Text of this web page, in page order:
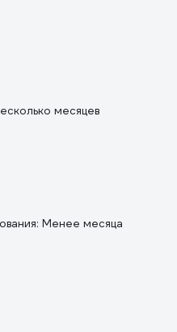
месяцев
Менее месяца